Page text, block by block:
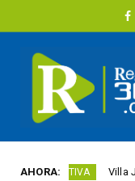
AHORA:
ACTIVA Villa Julia